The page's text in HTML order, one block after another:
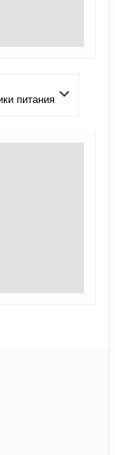
питания